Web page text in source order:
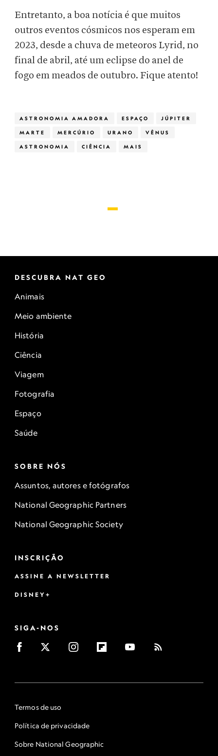
Entretanto, a boa notícia é que muitos
outros eventos cósmicos nos esperam em
2023, desde a chuva de meteoros Lyrid, no
final de abril, até um eclipse do anel de
fogo em meados de outubro. Fique atento!
ASTRONOMIA AMADORA ESPAÇO JÚPITER
MARTE MERCÚRIO URANO VÊNUS
ASTRONOMIA CIÊNCIA MAIS
DESCUBRA NAT GEO
Animais
Meio ambiente
História
Ciência
Viagem
Fotografia
Espaço
Saúde
SOBRE NÓS
Assuntos, autores e fotógrafos
National Geographic Partners
National Geographic Society
INSCRIÇÃO
ASSINE A NEWSLETTER
DISNEY+
SIGA-NOS
Termos de uso
Política de privacidade
Sobre National Geographic